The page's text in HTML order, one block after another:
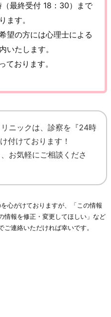
最終受付 18：30）まで
ます。
望の方には心理士による
いたします。
ております。
ニックは、診察を『24時
付けております！
お気軽にご相談くださ
心がけておりますが、「この情報
情報を修正・変更してほしい」など
ご連絡いただければ幸いです。